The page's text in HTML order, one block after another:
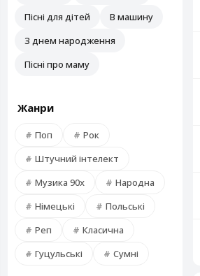
Пісні для дітей
В машину
З днем народження
Пісні про маму
Жанри
Поп
Рок
Штучний інтелект
Музика 90х
Народна
Німецькі
Польські
Реп
Класична
Гуцульські
Сумні